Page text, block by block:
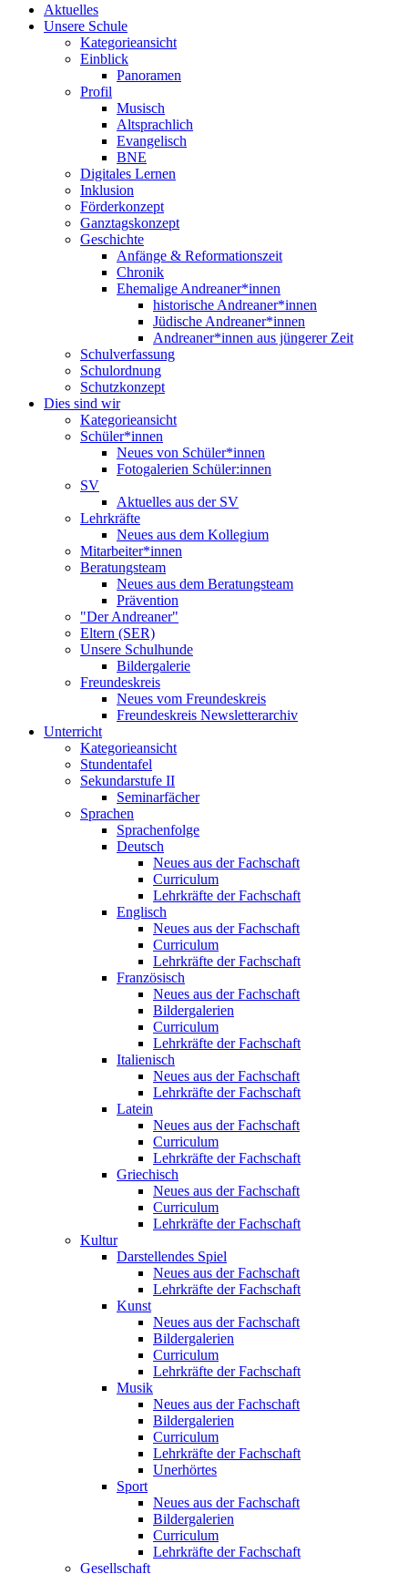
Aktuelles
Unsere Schule
Kategorieansicht
Einblick
Panoramen
Profil
Musisch
Altsprachlich
Evangelisch
BNE
Digitales Lernen
Inklusion
Förderkonzept
Ganztagskonzept
Geschichte
Anfänge & Reformationszeit
Chronik
Ehemalige Andreaner*innen
historische Andreaner*innen
Jüdische Andreaner*innen
Andreaner*innen aus jüngerer Zeit
Schulverfassung
Schulordnung
Schutzkonzept
Dies sind wir
Kategorieansicht
Schüler*innen
Neues von Schüler*innen
Fotogalerien Schüler:innen
SV
Aktuelles aus der SV
Lehrkräfte
Neues aus dem Kollegium
Mitarbeiter*innen
Beratungsteam
Neues aus dem Beratungsteam
Prävention
"Der Andreaner"
Eltern (SER)
Unsere Schulhunde
Bildergalerie
Freundeskreis
Neues vom Freundeskreis
Freundeskreis Newsletterarchiv
Unterricht
Kategorieansicht
Stundentafel
Sekundarstufe II
Seminarfächer
Sprachen
Sprachenfolge
Deutsch
Neues aus der Fachschaft
Curriculum
Lehrkräfte der Fachschaft
Englisch
Neues aus der Fachschaft
Curriculum
Lehrkräfte der Fachschaft
Französisch
Neues aus der Fachschaft
Bildergalerien
Curriculum
Lehrkräfte der Fachschaft
Italienisch
Neues aus der Fachschaft
Lehrkräfte der Fachschaft
Latein
Neues aus der Fachschaft
Curriculum
Lehrkräfte der Fachschaft
Griechisch
Neues aus der Fachschaft
Curriculum
Lehrkräfte der Fachschaft
Kultur
Darstellendes Spiel
Neues aus der Fachschaft
Lehrkräfte der Fachschaft
Kunst
Neues aus der Fachschaft
Bildergalerien
Curriculum
Lehrkräfte der Fachschaft
Musik
Neues aus der Fachschaft
Bildergalerien
Curriculum
Lehrkräfte der Fachschaft
Unerhörtes
Sport
Neues aus der Fachschaft
Bildergalerien
Curriculum
Lehrkräfte der Fachschaft
Gesellschaft